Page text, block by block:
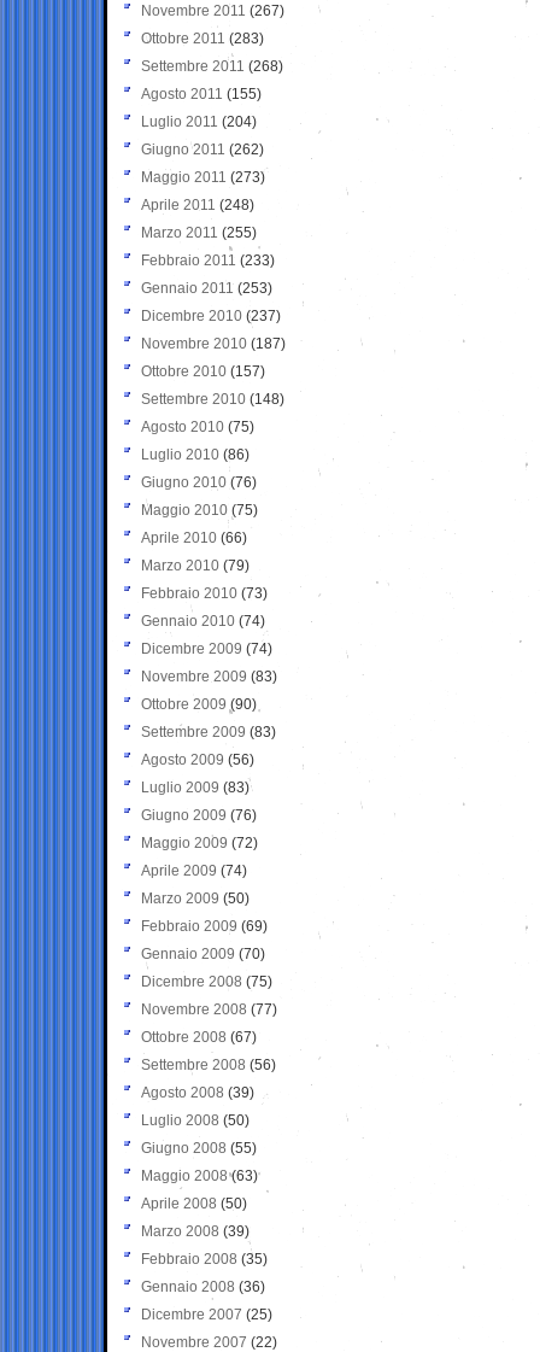
Novembre 2011 (267)
Ottobre 2011 (283)
Settembre 2011 (268)
Agosto 2011 (155)
Luglio 2011 (204)
Giugno 2011 (262)
Maggio 2011 (273)
Aprile 2011 (248)
Marzo 2011 (255)
Febbraio 2011 (233)
Gennaio 2011 (253)
Dicembre 2010 (237)
Novembre 2010 (187)
Ottobre 2010 (157)
Settembre 2010 (148)
Agosto 2010 (75)
Luglio 2010 (86)
Giugno 2010 (76)
Maggio 2010 (75)
Aprile 2010 (66)
Marzo 2010 (79)
Febbraio 2010 (73)
Gennaio 2010 (74)
Dicembre 2009 (74)
Novembre 2009 (83)
Ottobre 2009 (90)
Settembre 2009 (83)
Agosto 2009 (56)
Luglio 2009 (83)
Giugno 2009 (76)
Maggio 2009 (72)
Aprile 2009 (74)
Marzo 2009 (50)
Febbraio 2009 (69)
Gennaio 2009 (70)
Dicembre 2008 (75)
Novembre 2008 (77)
Ottobre 2008 (67)
Settembre 2008 (56)
Agosto 2008 (39)
Luglio 2008 (50)
Giugno 2008 (55)
Maggio 2008(63)
Aprile 2008 (50)
Marzo 2008 (39)
Febbraio 2008 (35)
Gennaio 2008 (36)
Dicembre 2007 (25)
Novembre 2007 (22)